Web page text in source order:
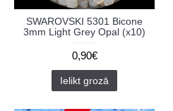
SWAROVSKI 5301 Bicone
3mm Light Grey Opal (x10)
0,90€
Ielikt grozā